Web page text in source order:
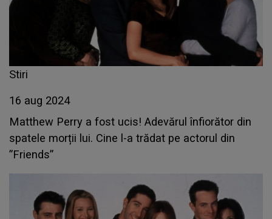
Stiri
16 aug 2024
Matthew Perry a fost ucis! Adevărul înfiorător din
spatele morții lui. Cine l-a trădat pe actorul din
”Friends”